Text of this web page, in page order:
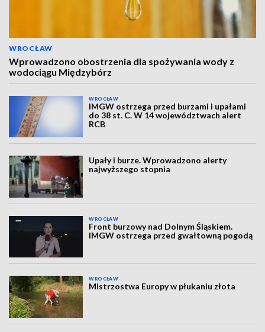
WROCŁAW
Wprowadzono obostrzenia dla spożywania wody z
wodociągu Międzybórz
WROCŁAW
IMGW ostrzega przed burzami i upałami
do 38 st. C. W 14 województwach alert
RCB
Upały i burze. Wprowadzono alerty
najwyższego stopnia
WROCŁAW
Front burzowy nad Dolnym Śląskiem.
IMGW ostrzega przed gwałtowną pogodą
WROCŁAW
Mistrzostwa Europy w płukaniu złota